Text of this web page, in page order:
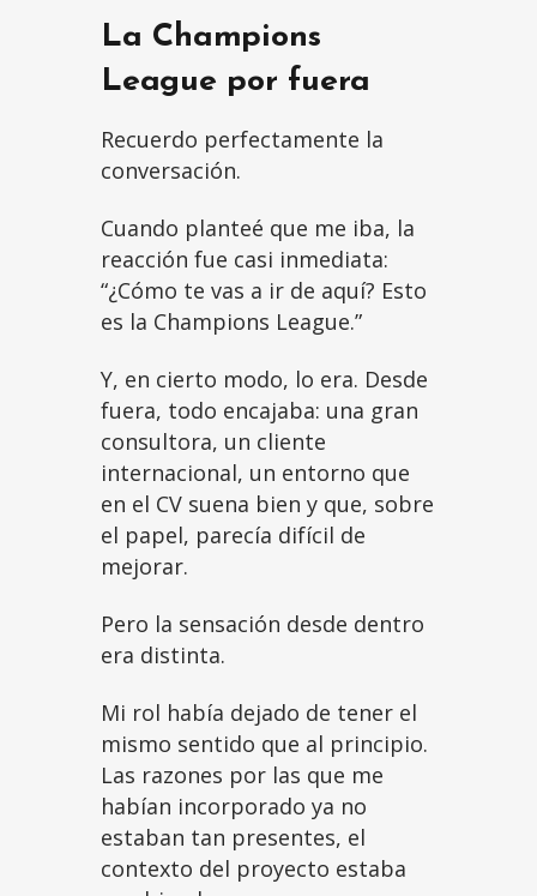
La Champions
League por fuera
Recuerdo perfectamente la
conversación.
Cuando planteé que me iba, la
reacción fue casi inmediata:
“¿Cómo te vas a ir de aquí? Esto
es la Champions League.”
Y, en cierto modo, lo era. Desde
fuera, todo encajaba: una gran
consultora, un cliente
internacional, un entorno que
en el CV suena bien y que, sobre
el papel, parecía difícil de
mejorar.
Pero la sensación desde dentro
era distinta.
Mi rol había dejado de tener el
mismo sentido que al principio.
Las razones por las que me
habían incorporado ya no
estaban tan presentes, el
contexto del proyecto estaba